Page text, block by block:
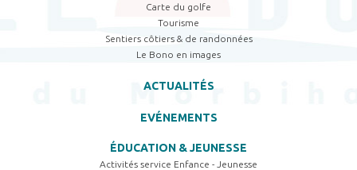
Carte du golfe
Tourisme
Sentiers côtiers & de randonnées
Le Bono en images
ACTUALITÉS
EVÉNEMENTS
ÉDUCATION & JEUNESSE
Activités service Enfance - Jeunesse